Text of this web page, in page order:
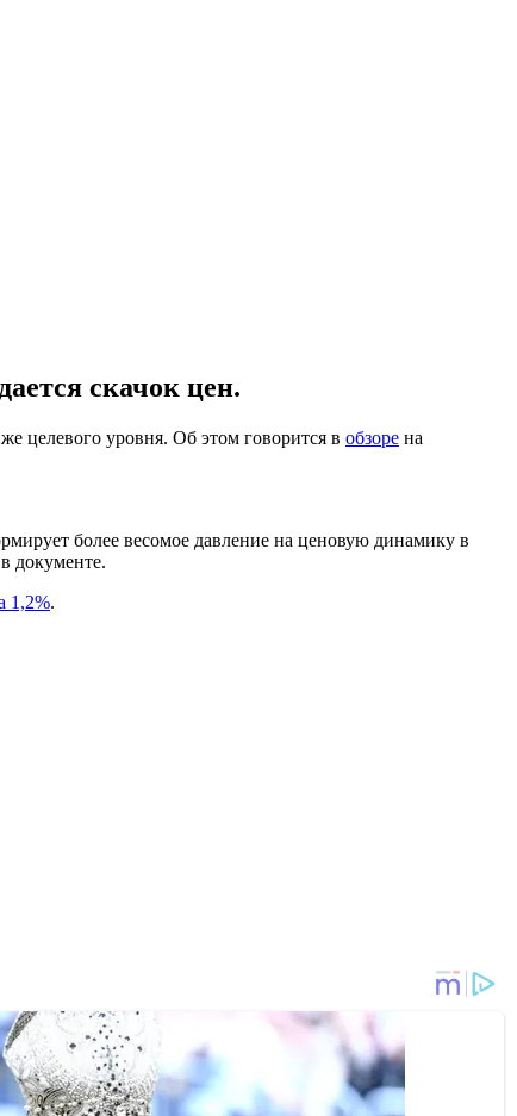
скачок цен.
целевого уровня. Об этом говорится в обзоре на
более весомое давление на ценовую динамику в
документе.
1,2%.